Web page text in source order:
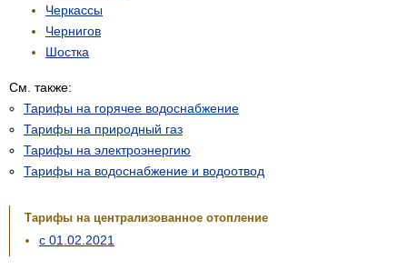
Черкассы
Чернигов
Шостка
См. также:
Тарифы на горячее водоснабжение
Тарифы на природный газ
Тарифы на электроэнергию
Тарифы на водоснабжение и водоотвод
Тарифы на централизованное отопление
с 01.02.2021